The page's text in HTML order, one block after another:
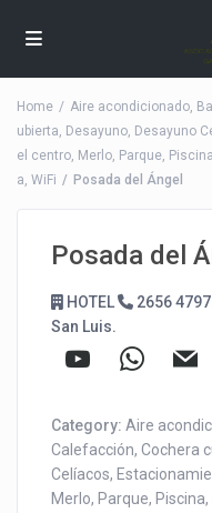
Home Aire acondicionado,
ubierta, Desayuno, Desayuno
el centro, Merlo, Parque, Piscina
a,WiFi Posada del Ángel
Posada del
HOTEL 2656
San Luis.
Category:Aire
Calefacción,Cochera
Celíacos,
Merlo, Parque, Piscina,